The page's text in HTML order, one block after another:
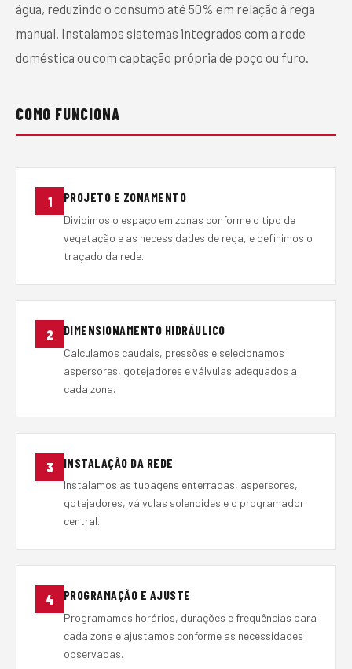
água, reduzindo o consumo até 50% em relação à rega
manual. Instalamos sistemas integrados com a rede
doméstica ou com captação própria de poço ou furo.
COMO FUNCIONA
1 PROJETO E ZONAMENTO
Dividimos o espaço em zonas conforme o tipo de
vegetação e as necessidades de rega, e definimos o
traçado da rede.
2 DIMENSIONAMENTO HIDRÁULICO
Calculamos caudais, pressões e selecionamos
aspersores, gotejadores e válvulas adequados a
cada zona.
3 INSTALAÇÃO DA REDE
Instalamos as tubagens enterradas, aspersores,
gotejadores, válvulas solenoides e o programador
central.
4 PROGRAMAÇÃO E AJUSTE
Programamos horários, durações e frequências para
cada zona e ajustamos conforme as necessidades
observadas.